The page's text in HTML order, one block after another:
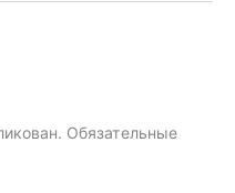
Обязательные